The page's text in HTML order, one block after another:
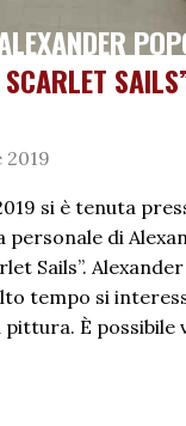
si è tenuta
personale di
Sails”.
tempo si
pittura. È possibile